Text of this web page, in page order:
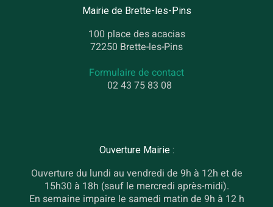
Mairie de Brette-les-Pins
100 place des acacias
72250 Brette-les-Pins
Formulaire de contact
02 43 75 83 08
Ouverture Mairie :
Ouverture du lundi au vendredi de 9h à 12h et de
15h30 à 18h (sauf le mercredi après-midi).
En semaine impaire le samedi matin de 9h à 12 h